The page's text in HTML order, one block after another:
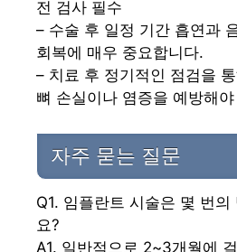
전 검사 필수
– 수술 후 일정 기간 흡연과
회복에 매우 중요합니다.
– 치료 후 정기적인 점검을
뼈 손실이나 염증을 예방해
자주 묻는 질문
Q1. 임플란트 시술은 몇 번
요?
A1. 일반적으로 2~3개월에